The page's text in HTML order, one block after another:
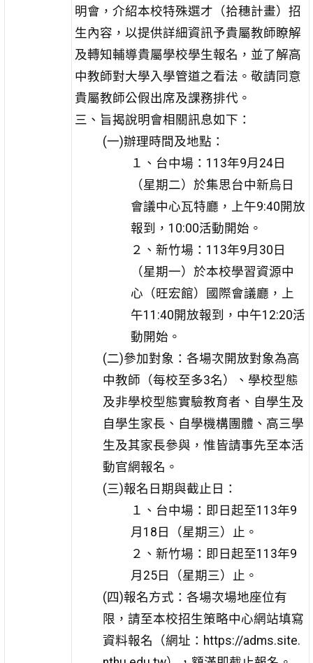
明會，介紹本校特殊選才（拾穗計畫）招
生內容，以提供詳細資訊予貴屬教師瞭解
及轉知輔導貴屬學校學生報名，並了解高
中教師對大學入學管道之看法。敬請同意
貴屬教師公假出席及課務排代。
三、旨揭說明會相關訊息如下：
(一)辦理時間及地點：
１、台中場：113年9月24日
（星期二）於集思台中新烏日
會議中心瓦特廳，上午9:40開放
報到，10:00活動開始。
２、新竹場：113年9月30日
（星期一）於本校學習資源中
心（旺宏館）國際會議廳，上
午11:40開放報到，中午12:20活
動開始。
(二)參加對象：各場次開放對象為高
中教師（每校至多3名）、學校型態
及非學校型態實驗教育者、自學生及
自學生家長、自學機構團體、高三學
生及其家長參與，惟皆請事先至本活
動官網報名。
(三)報名日期與截止日：
１、台中場：即日起至113年9
月18日（星期三）止。
２、新竹場：即日起至113年9
月25日（星期三）止。
(四)報名方式：各場次場地座位有
限，請至本校招生策略中心網站填寫
資料報名（網址：https://adms.site.